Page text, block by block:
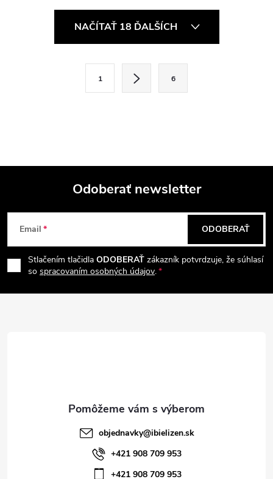
c
e
p
r
v
NAČÍTAŤ 18 ĎALŠÍCH
a
i
e
1 6
Z
á
p
Odoberať newsletter
Email
Stlačením tlačidla ODOBERAŤ zákazník potvrdzuje, že súhlasí
so spracovaním osobných údajov.
ODOBERAŤ
objednavky@ibielizen.sk
+421 908 709 953
+421 908 709 953